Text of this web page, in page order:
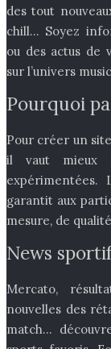
des tout
chill… Soyez
ou des actus de
sur l’univers
Pourquoi
Pour créer un
il vaut mieux
expérimentées.
garantit aux
mesure, de
News
Mercato,
nouvelles des
match…